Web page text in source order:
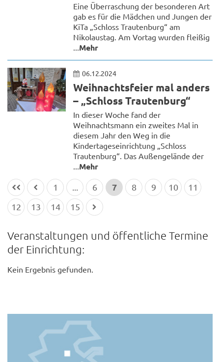
Eine Überraschung der besonderen Art
gab es für die Mädchen und Jungen der
KiTa „Schloss Trautenburg“ am
Nikolaustag. Am Vortag wurden fleißig
Mehr
06.12.2024
Weihnachtsfeier mal anders
– „Schloss Trautenburg“
In dieser Woche fand der
Weihnachtsmann ein zweites Mal in
diesem Jahr den Weg in die
Kindertageseinrichtung „Schloss
Trautenburg“. Das Außengelände der
Mehr
1
6 7 8 9 10
11
12
13 14 15
Veranstaltungen und öffentliche Termine
der Einrichtung:
Kein Ergebnis gefunden.